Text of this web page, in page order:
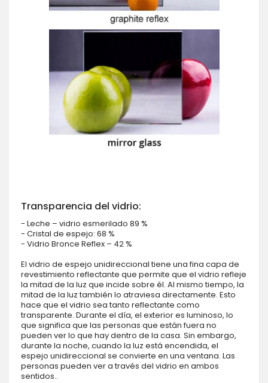
Transparencia del vidrio:
- Leche – vidrio esmerilado 89 %
- Cristal de espejo: 68 %
- Vidrio Bronce Reflex – 42 %
El vidrio de espejo unidireccional tiene una fina capa de
revestimiento reflectante que permite que el vidrio refleje
la mitad de la luz que incide sobre él. Al mismo tiempo, la
mitad de la luz también lo atraviesa directamente. Esto
hace que el vidrio sea tanto reflectante como
transparente. Durante el día, el exterior es luminoso, lo
que significa que las personas que están fuera no
pueden ver lo que hay dentro de la casa. Sin embargo,
durante la noche, cuando la luz está encendida, el
espejo unidireccional se convierte en una ventana. Las
personas pueden ver a través del vidrio en ambos
sentidos..